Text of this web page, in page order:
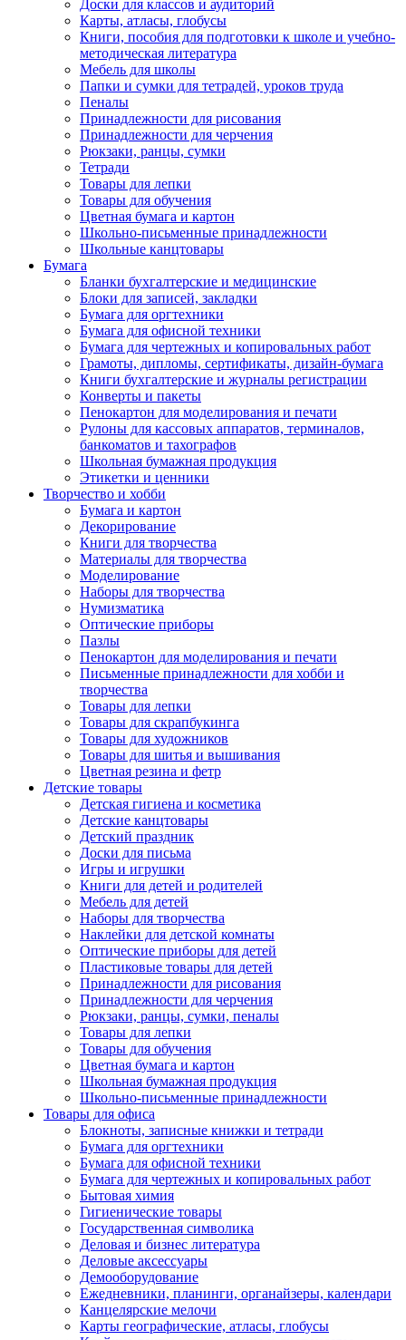
Доски для классов и аудиторий
Карты, атласы, глобусы
Книги, пособия для подготовки к школе и учебно-
методическая литература
Мебель для школы
Папки и сумки для тетрадей, уроков труда
Пеналы
Принадлежности для рисования
Принадлежности для черчения
Рюкзаки, ранцы, сумки
Тетради
Товары для лепки
Товары для обучения
Цветная бумага и картон
Школьно-письменные принадлежности
Школьные канцтовары
Бумага
Бланки бухгалтерские и медицинские
Блоки для записей, закладки
Бумага для оргтехники
Бумага для офисной техники
Бумага для чертежных и копировальных работ
Грамоты, дипломы, сертификаты, дизайн-бумага
Книги бухгалтерские и журналы регистрации
Конверты и пакеты
Пенокартон для моделирования и печати
Рулоны для кассовых аппаратов, терминалов,
банкоматов и тахографов
Школьная бумажная продукция
Этикетки и ценники
Творчество и хобби
Бумага и картон
Декорирование
Книги для творчества
Материалы для творчества
Моделирование
Наборы для творчества
Нумизматика
Оптические приборы
Пазлы
Пенокартон для моделирования и печати
Письменные принадлежности для хобби и
творчества
Товары для лепки
Товары для скрапбукинга
Товары для художников
Товары для шитья и вышивания
Цветная резина и фетр
Детские товары
Детская гигиена и косметика
Детские канцтовары
Детский праздник
Доски для письма
Игры и игрушки
Книги для детей и родителей
Мебель для детей
Наборы для творчества
Наклейки для детской комнаты
Оптические приборы для детей
Пластиковые товары для детей
Принадлежности для рисования
Принадлежности для черчения
Рюкзаки, ранцы, сумки, пеналы
Товары для лепки
Товары для обучения
Цветная бумага и картон
Школьная бумажная продукция
Школьно-письменные принадлежности
Товары для офиса
Блокноты, записные книжки и тетради
Бумага для оргтехники
Бумага для офисной техники
Бумага для чертежных и копировальных работ
Бытовая химия
Гигиенические товары
Государственная символика
Деловая и бизнес литература
Деловые аксессуары
Демооборудование
Ежедневники, планинги, органайзеры, календари
Канцелярские мелочи
Карты географические, атласы, глобусы